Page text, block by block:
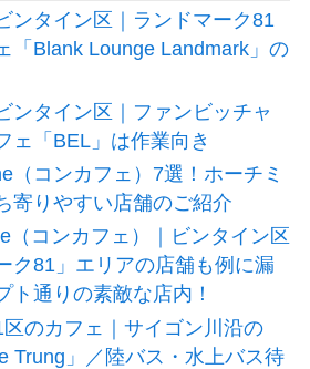
ンタイン区｜ランドマーク81
「Blank Lounge Landmark」の
ンタイン区｜ファンビッチャ
ェ「BEL」は作業向き
（コンカフェ）7選！ホーチミ
寄りやすい店舗のご紹介
（コンカフェ）｜ビンタイン区
ク81」エリアの店舗も例に漏
ト通りの素敵な店内！
のカフェ｜サイゴン川沿の
Trung」／陸バス・水上バス待